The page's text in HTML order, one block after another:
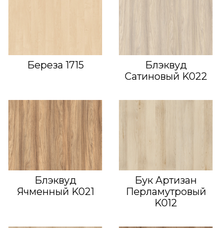
Береза 1715
Блэквуд
Сатиновый K022
Блэквуд
Ячменный K021
Бук Артизан
Перламутровый
K012